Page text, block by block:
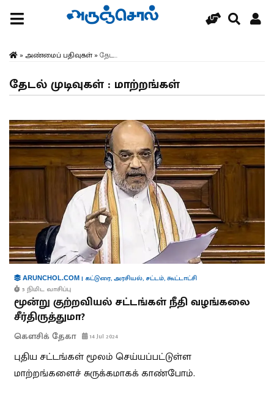
» அண்மைப் பதிவுகள்» தேட...
தேடல் முடிவுகள் : மாற்றங்கள்
ARUNCHOL.COM | கட்டுரை,அரசியல், சட்டம்,கூட்டாட்சி
5 நிமிட வாசிப்பு
மூன்று குற்றவியல் சட்டங்கள் நீதி வழங்கலை
சீர்திருத்துமா?
கௌசிக் தேகா 14 Jul 2024
புதிய சட்டங்கள் மூலம் செய்யப்பட்டுள்ள
மாற்றங்களைச் சுருக்கமாகக் காண்போம்.